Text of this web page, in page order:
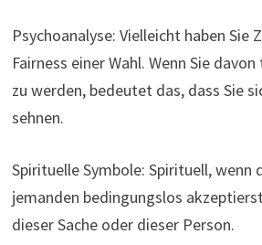
Psychoanalyse: Vielleicht haben Sie
Fairness einer Wahl. Wenn Sie
zu werden, bedeutet das, dass Sie
sehnen.
Spirituelle Symbole: Spirituell, wenn
jemanden bedingungslos
dieser Sache oder dieser Person.